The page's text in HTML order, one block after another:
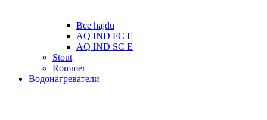
Все hajdu
AQ IND FC E
AQ IND SC E
Stout
Rommer
Водонагреватели